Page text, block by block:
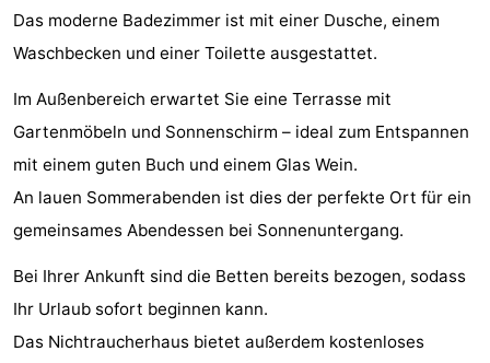
Minigolfplätze
Dörfer
Natur
-
Radfahren
Wandern
-
Das moderne Badezimmer ist mit einer Dusche, einem
Waschbecken und einer Toilette ausgestattet.
Im Außenbereich erwartet Sie eine Terrasse mit
Gartenmöbeln und Sonnenschirm – ideal zum Entspannen
mit einem guten Buch und einem Glas Wein.
An lauen Sommerabenden ist dies der perfekte Ort für ein
gemeinsames Abendessen bei Sonnenuntergang.
Bei Ihrer Ankunft sind die Betten bereits bezogen, sodass
Ihr Urlaub sofort beginnen kann.
Das Nichtraucherhaus bietet außerdem kostenloses